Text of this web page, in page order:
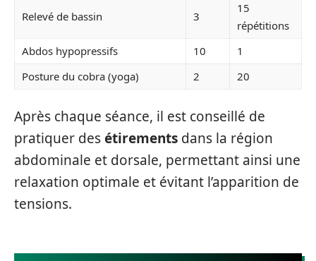
Relevé de bassin 3
15
répétitions
Abdos hypopressifs
10
1
Posture du cobra (yoga)
2 20
Après chaque séance, il est conseillé de
pratiquer desétirements dans la région
abdominale et dorsale, permettant ainsi une
relaxation optimale et évitant l’apparition de
tensions.